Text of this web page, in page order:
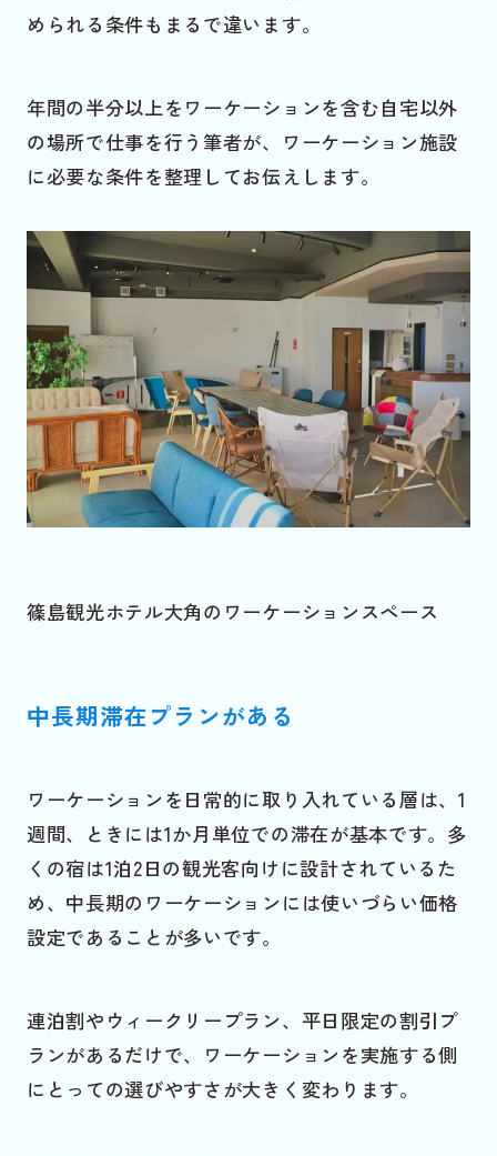
められる条件もまるで違います。
年間の半分以上をワーケーションを含む自宅以外
の場所で仕事を行う筆者が、ワーケーション施設
に必要な条件を整理してお伝えします。
篠島観光ホテル大角のワーケーションスペース
中長期滞在プランがある
ワーケーションを日常的に取り入れている層は、1
週間、ときには1か月単位での滞在が基本です。多
くの宿は1泊2日の観光客向けに設計されているた
め、中長期のワーケーションには使いづらい価格
設定であることが多いです。
連泊割やウィークリープラン、平日限定の割引プ
ランがあるだけで、ワーケーションを実施する側
にとっての選びやすさが大きく変わります。